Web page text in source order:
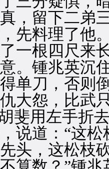
，留下二弟
先料理了他
一根四尺来
。锺兆英沉
单刀，否则
大怨，比武
斐用左手折
说道：“这
头，这松枝